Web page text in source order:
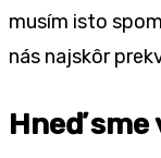
musím isto
nás najskôr
Hneď sme